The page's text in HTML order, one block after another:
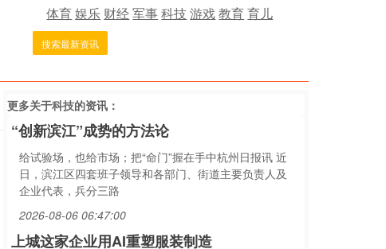
体育娱乐 财经军事科技游戏教育育儿
搜索最新资讯
更多关于科技的资讯：
“创新滨江”成势的方法论
给试验场，也给市场；把“命门”握在手中杭州日报讯 近
日，滨江区四套班子领导和各部门、街道主要负责人及
企业代表，兵分三路
2026-08-06 06:47:00
上城这家企业用AI重塑服装制造